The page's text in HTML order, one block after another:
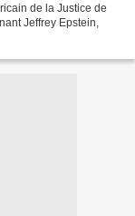
de la Justice de
Jeffrey Epstein,